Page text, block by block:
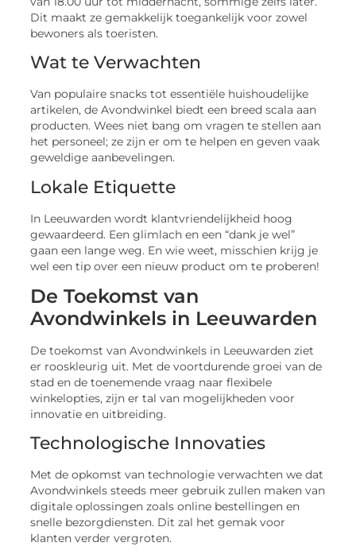
Dit maakt ze gemakkelijk toegankelijk voor zowel
bewoners als toeristen.
Wat te Verwachten
Van populaire snacks tot essentiële huishoudelijke
artikelen, de Avondwinkel biedt een breed scala aan
producten. Wees niet bang om vragen te stellen aan
het personeel; ze zijn er om te helpen en geven vaak
geweldige aanbevelingen.
Lokale Etiquette
In Leeuwarden wordt klantvriendelijkheid hoog
gewaardeerd. Een glimlach en een “dank je wel”
gaan een lange weg. En wie weet, misschien krijg je
wel een tip over een nieuw product om te proberen!
De Toekomst van
Avondwinkels in Leeuwarden
De toekomst van Avondwinkels in Leeuwarden ziet
er rooskleurig uit. Met de voortdurende groei van de
stad en de toenemende vraag naar flexibele
winkelopties, zijn er tal van mogelijkheden voor
innovatie en uitbreiding.
Technologische Innovaties
Met de opkomst van technologie verwachten we dat
Avondwinkels steeds meer gebruik zullen maken van
digitale oplossingen zoals online bestellingen en
snelle bezorgdiensten. Dit zal het gemak voor
klanten verder vergroten.